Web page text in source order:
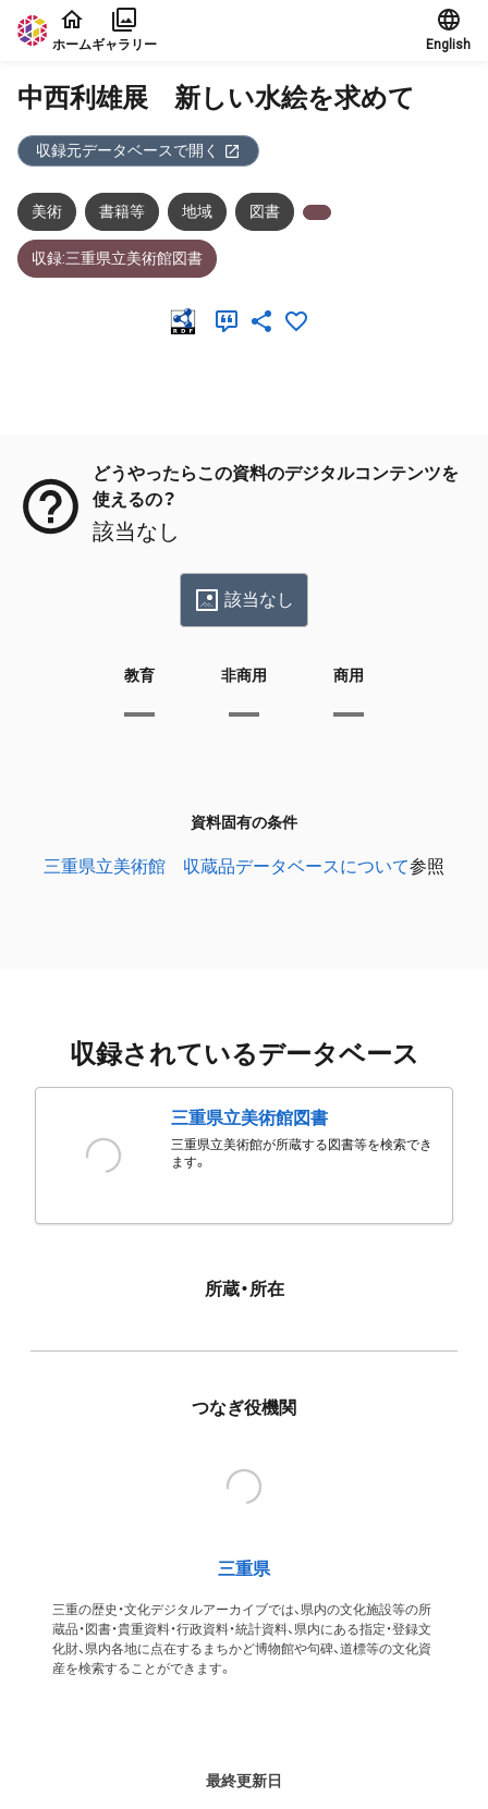
本文に飛ぶ
ホームギャラリー English
中西利雄展 新しい水絵を求めて
収録元データベースで開く
美術 書籍等 地域 図書
収録:三重県立美術館図書
どうやったらこの資料のデジタルコンテンツを
使えるの？
該当なし
該当なし
教育 非商用 商用
資料固有の条件
三重県立美術館 収蔵品データベースについて参照
収録されているデータベース
三重県立美術館図書
三重県立美術館が所蔵する図書等を検索でき
ます。
所蔵・所在
つなぎ役機関
三重県
三重の歴史・文化デジタルアーカイブでは、県内の文化施設等の所
蔵品・図書・貴重資料・行政資料・統計資料、県内にある指定・登録文
化財、県内各地に点在するまちかど博物館や句碑、道標等の文化資
産を検索することができます。
最終更新日